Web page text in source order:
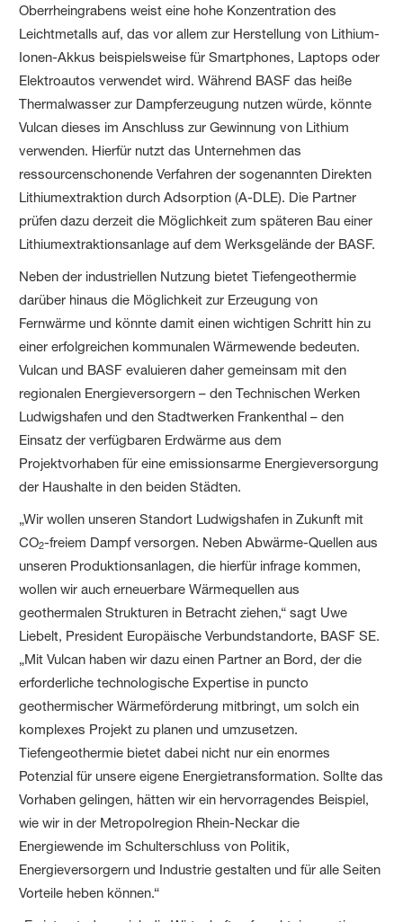
Oberrheingrabens weist eine hohe Konzentration des
Leichtmetalls auf, das vor allem zur Herstellung von Lithium-
Ionen-Akkus beispielsweise für Smartphones, Laptops oder
Elektroautos verwendet wird. Während BASF das heiße
Thermalwasser zur Dampferzeugung nutzen würde, könnte
Vulcan dieses im Anschluss zur Gewinnung von Lithium
verwenden. Hierfür nutzt das Unternehmen das
ressourcenschonende Verfahren der sogenannten Direkten
Lithiumextraktion durch Adsorption (A-DLE). Die Partner
prüfen dazu derzeit die Möglichkeit zum späteren Bau einer
Lithiumextraktionsanlage auf dem Werksgelände der BASF.
Neben der industriellen Nutzung bietet Tiefengeothermie
darüber hinaus die Möglichkeit zur Erzeugung von
Fernwärme und könnte damit einen wichtigen Schritt hin zu
einer erfolgreichen kommunalen Wärmewende bedeuten.
Vulcan und BASF evaluieren daher gemeinsam mit den
regionalen Energieversorgern – den Technischen Werken
Ludwigshafen und den Stadtwerken Frankenthal – den
Einsatz der verfügbaren Erdwärme aus dem
Projektvorhaben für eine emissionsarme Energieversorgung
der Haushalte in den beiden Städten.
„Wir wollen unseren Standort Ludwigshafen in Zukunft mit
CO2-freiem Dampf versorgen. Neben Abwärme-Quellen aus
unseren Produktionsanlagen, die hierfür infrage kommen,
wollen wir auch erneuerbare Wärmequellen aus
geothermalen Strukturen in Betracht ziehen,“ sagt Uwe
Liebelt, President Europäische Verbundstandorte, BASF SE.
„Mit Vulcan haben wir dazu einen Partner an Bord, der die
erforderliche technologische Expertise in puncto
geothermischer Wärmeförderung mitbringt, um solch ein
komplexes Projekt zu planen und umzusetzen.
Tiefengeothermie bietet dabei nicht nur ein enormes
Potenzial für unsere eigene Energietransformation. Sollte das
Vorhaben gelingen, hätten wir ein hervorragendes Beispiel,
wie wir in der Metropolregion Rhein-Neckar die
Energiewende im Schulterschluss von Politik,
Energieversorgern und Industrie gestalten und für alle Seiten
Vorteile heben können.“